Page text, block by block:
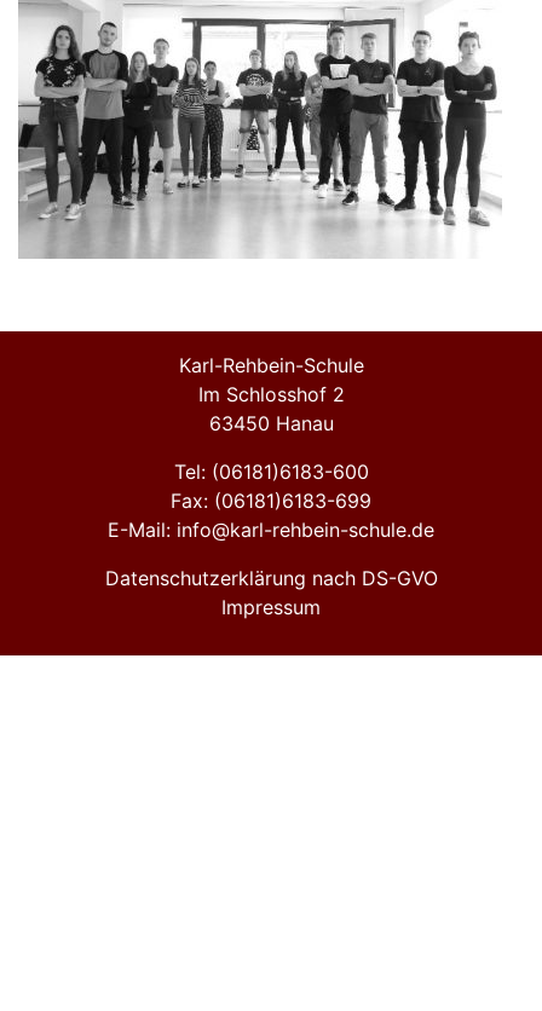
Karl-Rehbein-Schule
Im Schlosshof 2
63450 Hanau
Tel: (06181)6183-600
Fax: (06181)6183-699
E-Mail: info@karl-rehbein-schule.de
Datenschutzerklärung nach DS-GVO
Impressum